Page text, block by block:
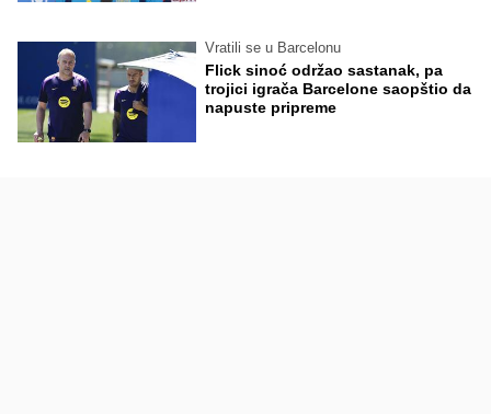
Vratili se u Barcelonu
Flick sinoć održao sastanak, pa
trojici igrača Barcelone saopštio da
napuste pripreme